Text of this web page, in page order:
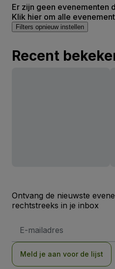
Er zijn geen evenementen
Klik hier om alle
Filters opnieuw instellen
Recent
Ontvang de nieuwste
rechtstreeks in je inbox
mailadres
Meld je aan voor de lijst